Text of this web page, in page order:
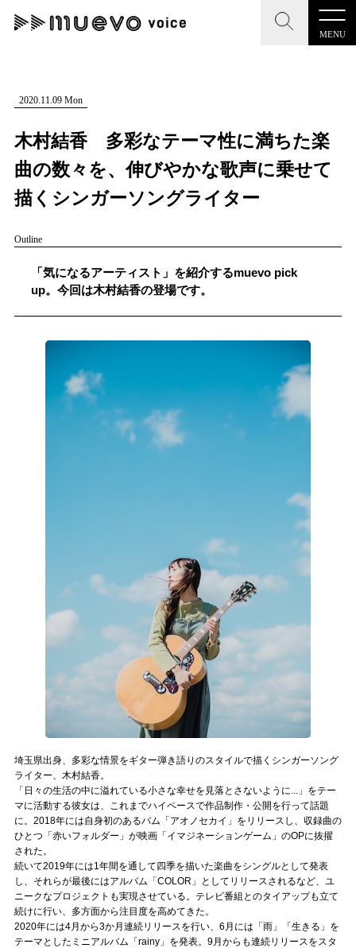
MENU
CLOSE
記事を検索する
#男性シンガー #HR/HM #女性シンガー
CLOSE
"読者の声を形にする”音楽特化メディア
MENU
記事一覧
プレスリリース一覧
お問い合わせ
記事リクエスト
ぶいコミュ！by muevo
ぶいマガ！ by muevo
2020.11.09 Mon
木村結香 多彩なテーマ性に満ちた楽
曲の数々を、伸びやかな歌声に乗せて
描くシンガーソングライター
Outline
「気になるアーティスト」を紹介するmuevo pick
up。今回は木村結香の登場です。
埼玉県出身、多彩な情景をギター弾き語りのスタイルで描くシンガーソング
ライター、木村結香。
「日々の生活の中に溢れている小さな幸せを見落とさないように...」をテー
マに活動する彼女は、これまでハイペースで作品制作・公開を行って話題
に。2018年には自身初のあるバム「アオノセカイ」をリリースし、収録曲の
ひとつ「赤いフォルダー」が映画「イマジネーションゲーム」のOPに抜擢
された。
続いて2019年には1年間を通して四季を描いた楽曲をシングルとして発表
し、それらが最後にはアルバム「COLOR」としてリリースされるなど、ユ
ニークなプロジェクトも実現させている。テレビ番組とのタイアップも立て
続けに行い、多方面から注目度を高めてきた。
2020年には4月から3か月連続リリースを行い、6月には「雨」「生きる」を
テーマとしたミニアルバム「rainy」を発表。9月からも連続リリースをスタ